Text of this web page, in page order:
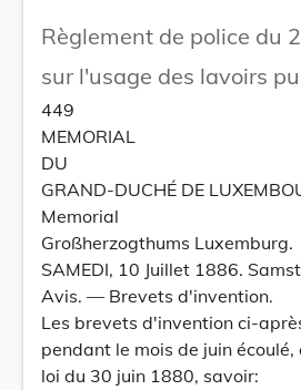
Règlement de police du
sur l'usage des lavoirs
449
MEMORIAL
DU
GRAND-DUCHÉ DE
Memorial
Großherzogthums Luxemburg.
SAMEDI, 10 Juillet 1886.
Avis. — Brevets d'invention.
Les brevets d'invention ci-
pendant le mois de juin
loi du 30 juin 1880, savoir: